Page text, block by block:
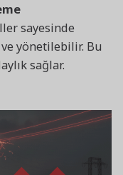
sayesinde
yönetilebilir. Bu
sağlar.